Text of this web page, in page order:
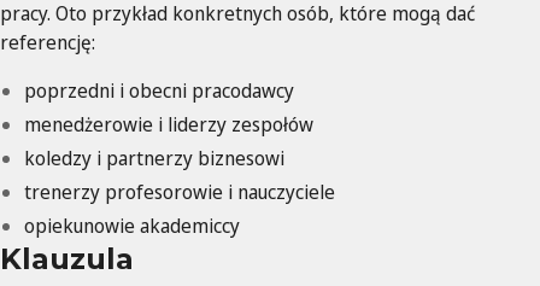
pracy. Oto przykład konkretnych osób, które mogą dać
referencję:
poprzedni i obecni pracodawcy
menedżerowie i liderzy zespołów
koledzy i partnerzy biznesowi
trenerzy profesorowie i nauczyciele
opiekunowie akademiccy
Klauzula